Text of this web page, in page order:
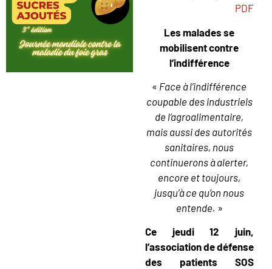
PDF
Les malades se
mobilisent contre
l’indifférence
« Face à l’indifférence
coupable des industriels
de l’agroalimentaire,
mais aussi des autorités
sanitaires, nous
continuerons à alerter,
encore et toujours,
jusqu’à ce qu’on nous
entende. »
Ce jeudi 12 juin,
l’association de défense
des patients SOS